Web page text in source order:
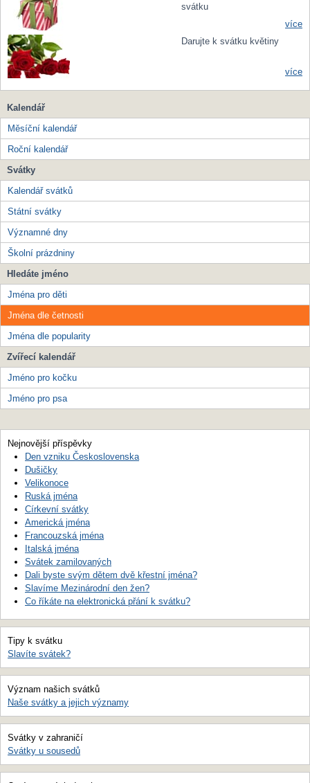
svátku
více
Darujte k svátku květiny
více
Kalendář
Měsíční kalendář
Roční kalendář
Svátky
Kalendář svátků
Státní svátky
Významné dny
Školní prázdniny
Hledáte jméno
Jména pro děti
Jména dle četnosti
Jména dle popularity
Zvířecí kalendář
Jméno pro kočku
Jméno pro psa
Nejnovější příspěvky
Den vzniku Československa
Dušičky
Velikonoce
Ruská jména
Církevní svátky
Americká jména
Francouzská jména
Italská jména
Svátek zamilovaných
Dali byste svým dětem dvě křestní jména?
Slavíme Mezinárodní den žen?
Co říkáte na elektronická přání k svátku?
Tipy k svátku
Slavíte svátek?
Význam našich svátků
Naše svátky a jejich významy
Svátky v zahraničí
Svátky u sousedů